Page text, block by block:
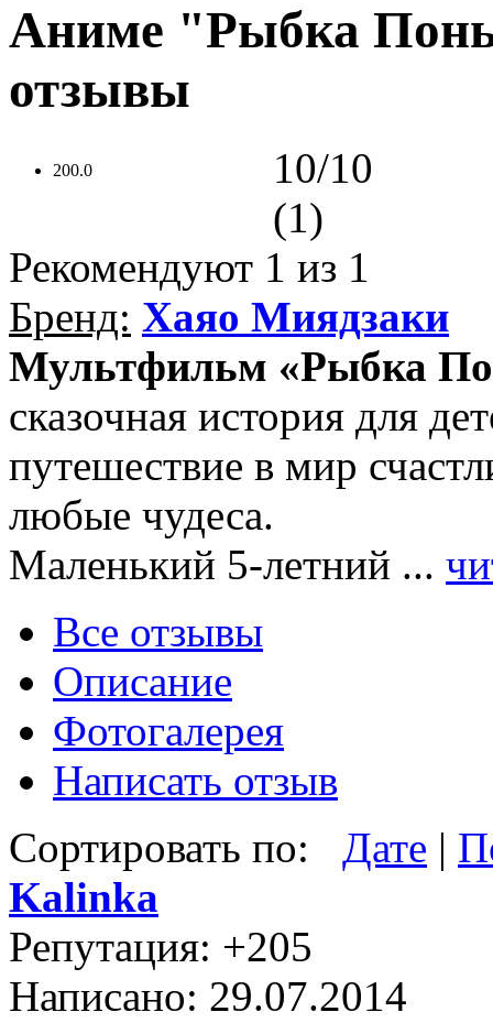
Аниме "Рыбка
отзывы
200.0
10/10
(1)
Рекомендуют 1 из 1
Бренд: Хаяо Миядзаки
Мультфильм «Рыбка
сказочная история для
путешествие в мир
любые чудеса.
Маленький 5-летний ...
Все отзывы
Описание
Фотогалерея
Написать отзыв
Сортировать по:
Дате |
Kalinka
Репутация: +205
Написано: 29.07.2014